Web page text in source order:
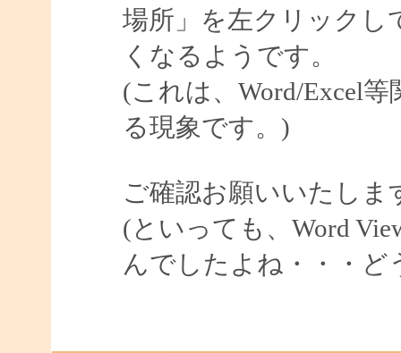
場所」を左クリックし
くなるようです。
(これは、Word/Excel
る現象です。)
ご確認お願いいたしま
(といっても、Word
んでしたよね・・・ど